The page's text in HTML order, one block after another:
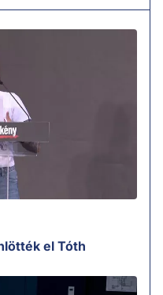
el Tóth